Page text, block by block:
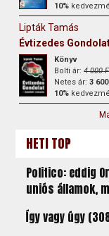
10%
Lipták Tamás
Évtizedes
Könyv
Bolti ár:4 000
Netes ár:3
10%
HETI TOP
Politico: eddig
uniós államok,
Így vagy úgy